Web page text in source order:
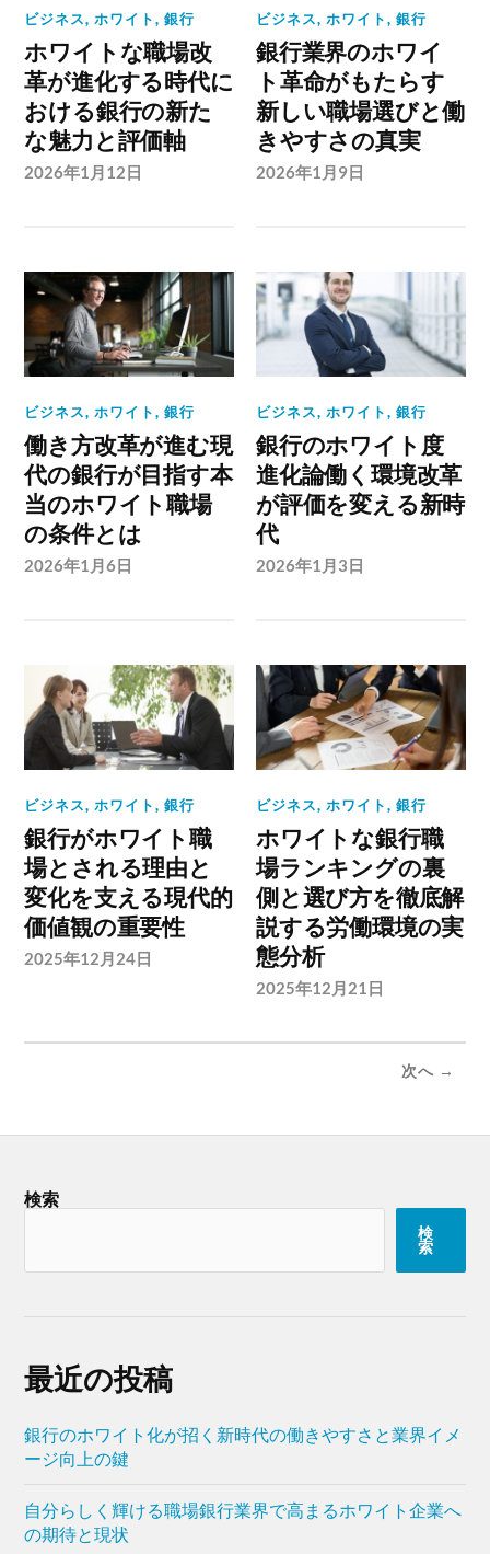
ビジネス,ホワイト,銀行
ホワイトな職場改
革が進化する時代に
おける銀行の新た
な魅力と評価軸
2026年1月12日
ビジネス,ホワイト,銀行
銀行業界のホワイ
ト革命がもたらす
新しい職場選びと働
きやすさの真実
2026年1月9日
ビジネス,ホワイト,銀行
働き方改革が進む現
代の銀行が目指す本
当のホワイト職場
の条件とは
2026年1月6日
ビジネス,ホワイト,銀行
銀行のホワイト度
進化論働く環境改革
が評価を変える新時
代
2026年1月3日
ビジネス,ホワイト,銀行
銀行がホワイト職
場とされる理由と
変化を支える現代的
価値観の重要性
2025年12月24日
ビジネス,ホワイト,銀行
ホワイトな銀行職
場ランキングの裏
側と選び方を徹底解
説する労働環境の実
態分析
2025年12月21日
次へ →
検索
検
索
最近の投稿
銀行のホワイト化が招く新時代の働きやすさと業界イメ
ージ向上の鍵
自分らしく輝ける職場銀行業界で高まるホワイト企業へ
の期待と現状